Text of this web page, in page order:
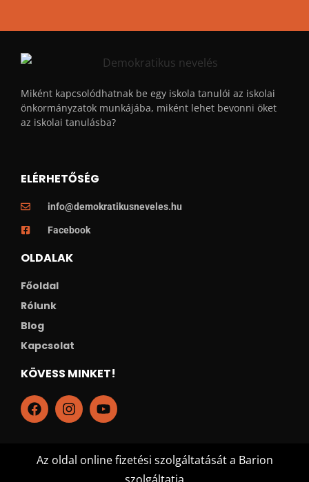
Miként kapcsolódhatnak be egy iskola tanulói az iskolai
önkormányzatok munkájába, miként lehet bevonni öket
az iskolai tanulásba?
ELÉRHETŐSÉG
info@demokratikusneveles.hu
Facebook
OLDALAK
Főoldal
Rólunk
Blog
Kapcsolat
KÖVESS MINKET!
Az oldal online fizetési szolgáltatását a Barion